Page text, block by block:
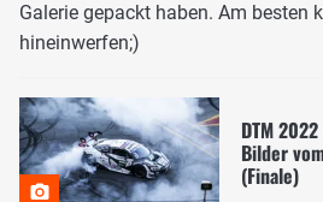
Galerie gepackt haben. Am besten
hineinwerfen;)
DTM
Bilder
(Finale)